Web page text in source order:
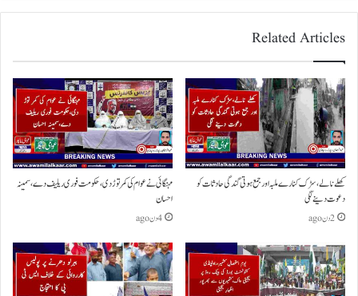
Related Articles
کھلے نالے،سڑک کنارے ملبہ اور جمع ہوتی گندگی حادثات کو
دعوت دینے لگی
2 دن ago
مہنگائی نے عوام کی کمر توڑ دی،حکومت فوری ریلیف دے،سمینہ
احسان
4 دن ago